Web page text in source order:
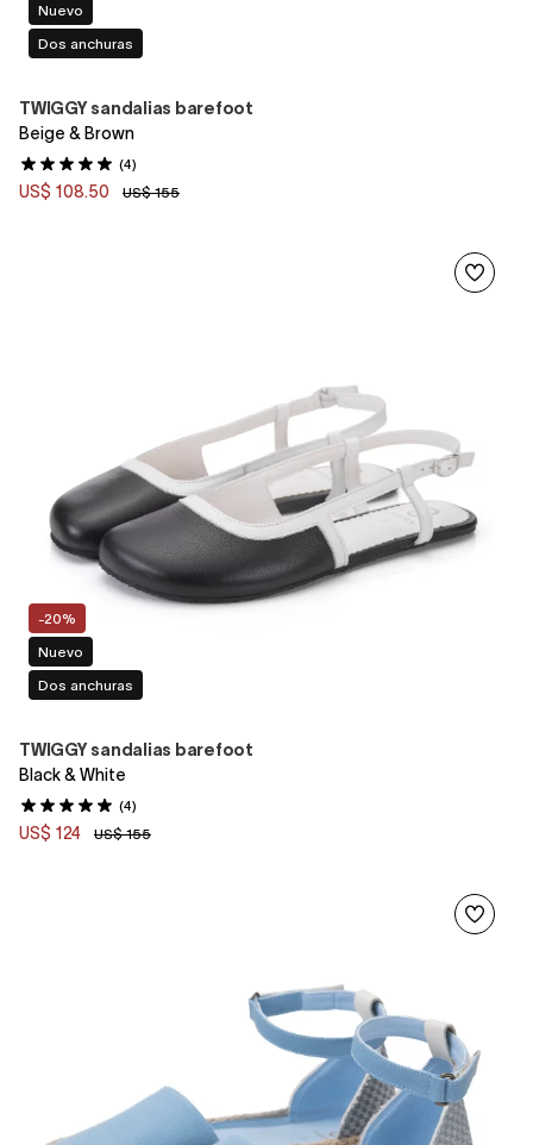
Nuevo
Dos anchuras
TWIGGY sandalias barefoot
Beige & Brown
(4)
US$ 108.50 US$ 155
-20%
Nuevo
Dos anchuras
TWIGGY sandalias barefoot
Black & White
(4)
US$ 124 US$ 155